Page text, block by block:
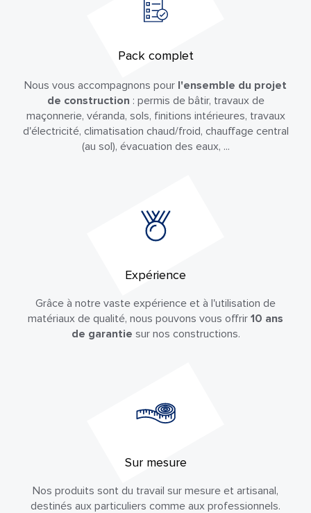
Pack complet
Nous vous accompagnons pour l'ensemble du projet
de construction : permis de bâtir, travaux de
maçonnerie, véranda, sols, finitions intérieures, travaux
d'électricité, climatisation chaud/froid, chauffage central
(au sol), évacuation des eaux, ...
Expérience
Grâce à notre vaste expérience et à l'utilisation de
matériaux de qualité, nous pouvons vous offrir 10 ans
de garantie sur nos constructions.
Sur mesure
Nos produits sont du travail sur mesure et artisanal,
destinés aux particuliers comme aux professionnels.